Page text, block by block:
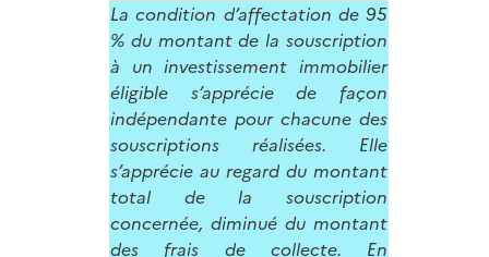
La condition d’affectation de 95
% du montant de la souscription
à un investissement immobilier
éligible s’apprécie de façon
indépendante pour chacune des
souscriptions réalisées. Elle
s’apprécie au regard du montant
total de la souscription
concernée, diminué du montant
des frais de collecte. En